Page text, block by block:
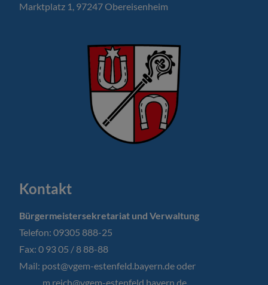
Marktplatz 1, 97247 Obereisenheim
Kontakt
Bürgermeistersekretariat und Verwaltung
Telefon: 09305 888-25
Fax: 0 93 05 / 8 88-88
Mail: post@vgem-estenfeld.bayern.de oder
m.reich@vgem-estenfeld.bayern.de